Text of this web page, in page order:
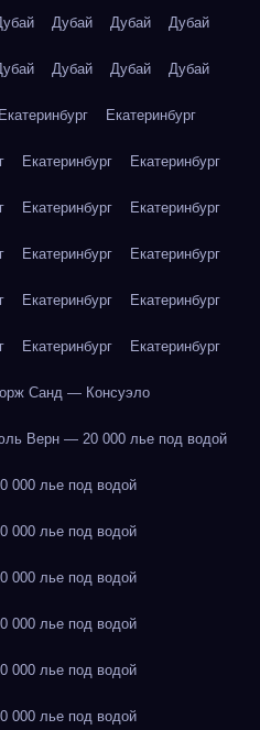
Дубай Дубай Дубай
Дубай Дубай Дубай
Екатеринбург Екатеринбург
Екатеринбург Екатеринбург
Екатеринбург Екатеринбург
Екатеринбург Екатеринбург
Екатеринбург Екатеринбург
Екатеринбург Екатеринбург
Санд — Консуэло
Верн — 20 000 лье под водой
лье под водой
лье под водой
лье под водой
лье под водой
лье под водой
лье под водой